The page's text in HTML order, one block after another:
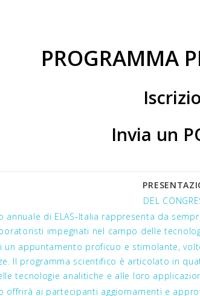
PROGRAMMA
Invia un
DEL
annuale di ELAS-Italia rappresenta da
impegnati nel campo delle
un appuntamento proficuo e stimolante,
Il programma scientifico è articolato in
tecnologie analitiche e alle loro
offrirà ai partecipanti aggiornamenti e